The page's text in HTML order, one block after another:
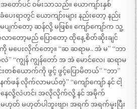
တော်ပင် ဝမ်းသာသည်။ ယောကျာ်းနှစ်
ရာတွင် ယောကျာ်းများ နည်းတော့ နည်း
ပျက်တော့ ဆန်လို့ မဖြစ်။ ကျော်ကျော်က သူ့
ာတော့မည် ပြောတော့ ထိုနေ့ စိတ်ဆိုးချင်
ကို မပေးလိုက်တော့။ “ဆ ဆရာမ.. အဲ မ” “ဘာ
” “ကျွန် ကျွန်တော် အ အဲ မောင်လေ၊ ဆရာမ
တစ်ယောက်ကို ဖွင့် ဖွင့်ပြောမိတယ်” “ဘာ”
ဖန် လိုက်လာမယ်တဲ့” “ကျော်ကျော် နင် ငါ့
ေလို့လဲဟင်၊ အလိုလိုက်လို့ နင် အမိုက်
ဟုတ် မဟုတ်ပါဘူးဗျာ၊ အရက် အရက်မူးပြီး